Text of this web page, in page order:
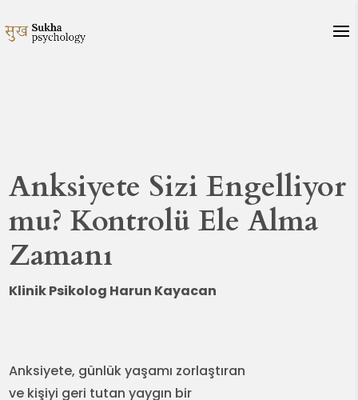
Anksiyete Sizi Engelliyor
mu? Kontrolü Ele Alma
Zamanı
Klinik Psikolog Harun Kayacan
Anksiyete, günlük yaşamı zorlaştıran
ve kişiyi geri tutan yaygın bir